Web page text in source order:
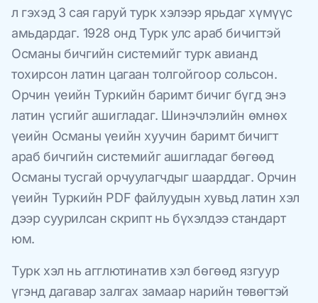
л гэхэд 3 сая гаруй турк хэлээр ярьдаг хүмүүс
амьдардаг. 1928 онд Турк улс араб бичигтэй
Османы бичгийн системийг турк авианд
тохирсон латин цагаан толгойгоор сольсон.
Орчин үеийн Туркийн баримт бичиг бүгд энэ
латин үсгийг ашигладаг. Шинэчлэлийн өмнөх
үеийн Османы үеийн хуучин баримт бичигт
араб бичгийн системийг ашигладаг бөгөөд
Османы тусгай орчуулагчдыг шаарддаг. Орчин
үеийн Туркийн PDF файлуудын хувьд латин хэл
дээр суурилсан скрипт нь бүхэлдээ стандарт
юм.
Турк хэл нь агглютинатив хэл бөгөөд язгуур
үгэнд дагавар залгах замаар нарийн төвөгтэй